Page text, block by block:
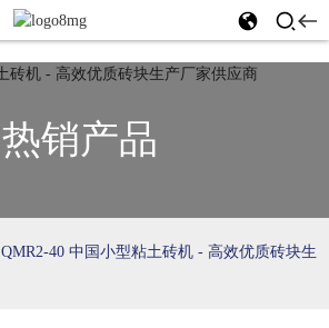
热销产品
QMR2-40 中国小型粘土砖机 - 高效优质砖块生